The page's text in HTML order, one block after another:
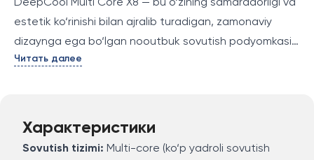
DeepCool Multi Core X8 — bu o‘zining samaradorligi va
estetik ko‘rinishi bilan ajralib turadigan, zamonaviy
dizaynga ega bo‘lgan nooutbuk sovutish podyomkasi.
U bir nechta sovutish yadroli tizim bilan jihozlangan
shovqinsiz ishlash bilan birga, bu sovutish podyomkasi
nooutbukni haddan tashqari isitishdan himoya qiladi.
Читать далее
Характеристики
Sovutish tizimi: Multi-core (ko‘p yadroli sovutish